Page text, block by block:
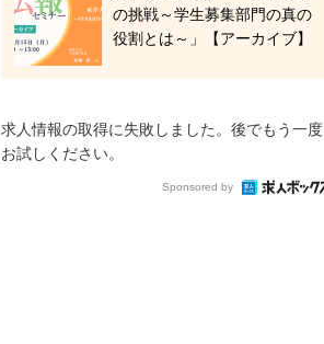
の挑戦～学生募集部門の真の
役割とは～」【アーカイブ】
求人情報の取得に失敗しました。後でもう一度
お試しください。
Sponsored by